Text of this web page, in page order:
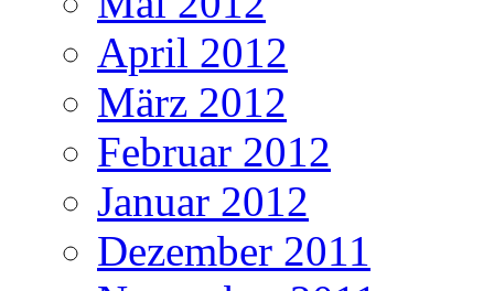
April 2012
März 2012
Februar 2012
Januar 2012
Dezember 2011